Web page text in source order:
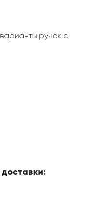
ручек с